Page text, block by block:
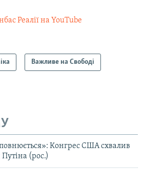
Реалії на YouTube
Важливе на Свободі
Конгрес США схвалив
(рос.)